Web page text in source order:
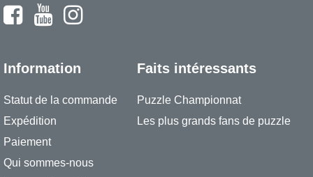
Information
Statut de la commande
Expédition
Paiement
Qui sommes-nous
Faits intéressants
Puzzle Championnat
Les plus grands fans de puzzle